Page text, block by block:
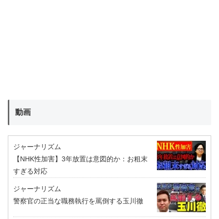
動画
ジャーナリズム
【NHK性加害】3年放置は意図的か：お粗末
すぎる対応
ジャーナリズム
警察官の正当な職務執行を罵倒する玉川徹